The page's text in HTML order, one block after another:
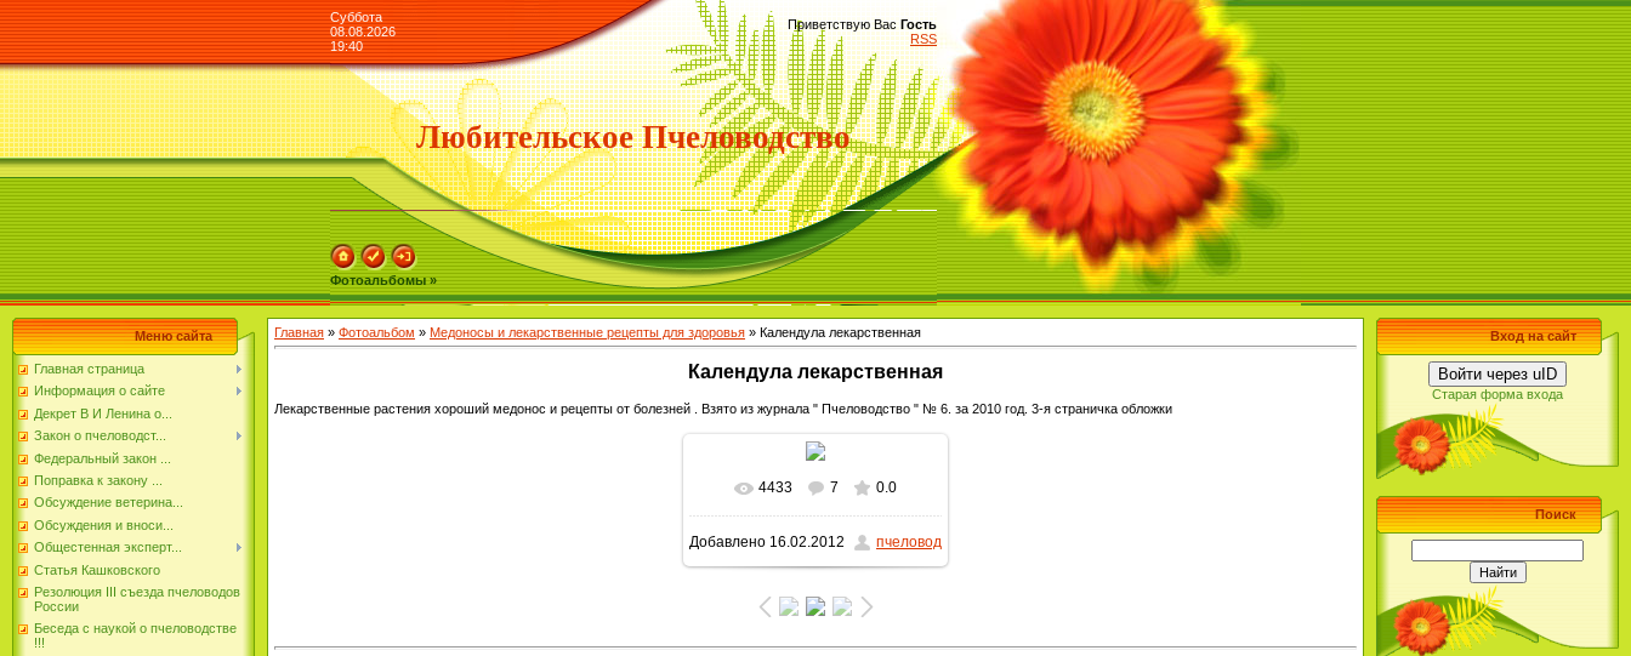
Суббота
08.08.2026
19:40
Приветствую Вас Гость
RSS
Любительское Пчеловодство
Фотоальбомы »
Меню сайта
Главная страница
Информация о сайте
Декрет В И Ленина о...
Закон о пчеловодст...
Федеральный закон ...
Поправка к закону ...
Обсуждение ветерина...
Обсуждения и вноси...
Общестенная эксперт...
Статья Кашковского
Резолюция III съезда пчеловодов
России
Беседа с наукой о пчеловодстве
!!!
Главная » Фотоальбом » Медоносы и лекарственные рецепты для здоровья » Календула лекарственная
Календула лекарственная
Лекарственные растения хороший медонос и рецепты от болезней . Взято из журнала " Пчеловодство " № 6. за 2010 год. 3-я страничка обложки
В реальном размере
1154x1600/ 426.5Kb
4433 7 0.0
Добавлено 16.02.2012 пчеловод
Вход на сайт
Войти через uID
Старая форма входа
Поиск